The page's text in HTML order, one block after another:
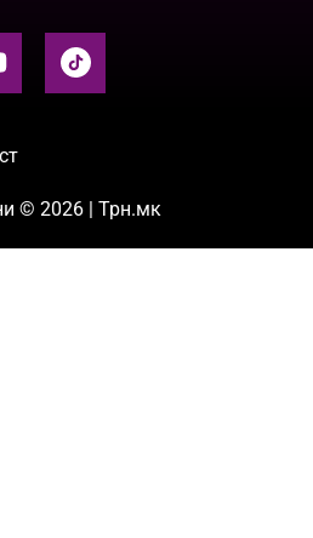
© 2026 | Трн.мк